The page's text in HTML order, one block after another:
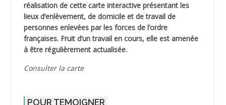
réalisation de cette carte interactive présentant les
lieux d’enlèvement, de domicile et de travail de
personnes enlevées par les forces de l’ordre
françaises. Fruit d’un travail en cours, elle est amenée
à être régulièrement actualisée.
Consulter la carte
POUR TEMOIGNER